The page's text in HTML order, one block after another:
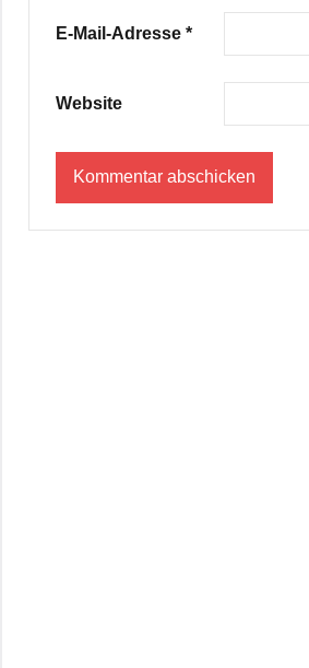
E-Mail-Adresse *
Website